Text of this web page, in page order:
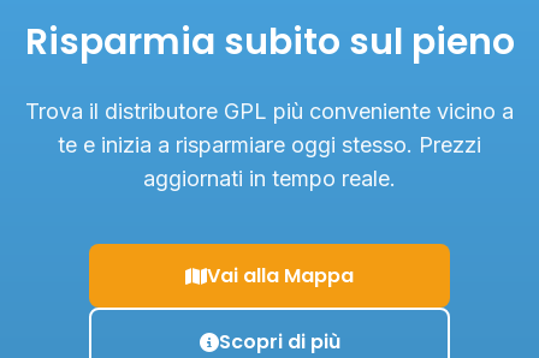
Risparmia subito sul pieno
Trova il distributore GPL più conveniente vicino a
te e inizia a risparmiare oggi stesso. Prezzi
aggiornati in tempo reale.
Vai alla Mappa
Scopri di più